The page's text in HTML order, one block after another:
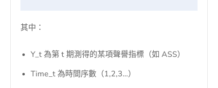
其中：
Y_t 為第 t 期測得的某項聲譽指標（如 ASS）
Time_t 為時間序數（1,2,3…）